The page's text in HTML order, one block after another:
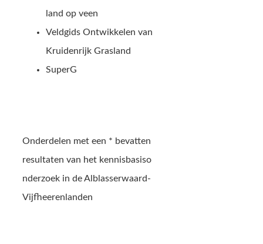
land op veen
Veldgids Ontwikkelen van
Kruidenrijk Grasland
SuperG
Onderdelen met een * bevatten
resultaten van het kennisbasiso
nderzoek in de Alblasserwaard-
Vijfheerenlanden